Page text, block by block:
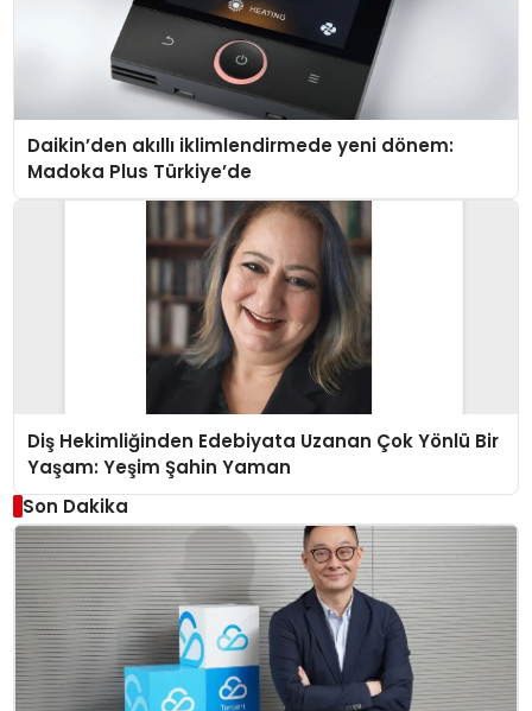
Daikin’den akıllı iklimlendirmede yeni dönem:
Madoka Plus Türkiye’de
Diş Hekimliğinden Edebiyata Uzanan Çok Yönlü Bir
Yaşam: Yeşim Şahin Yaman
Son Dakika